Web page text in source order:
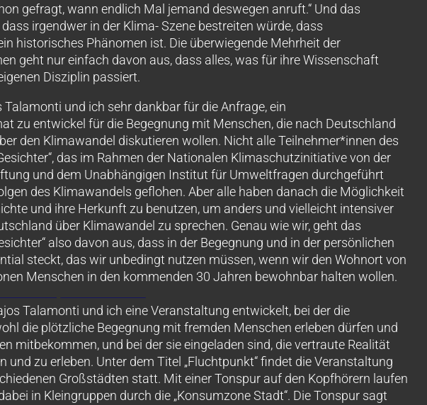
gefragt, wann endlich Mal jemand deswegen anruft.“ Und das
irgendwer in der Klima- Szene bestreiten würde, dass
historisches Phänomen ist. Die überwiegende Mehrheit der
geht nur einfach davon aus, dass alles, was für ihre Wissenschaft
Disziplin passiert.
Talamonti und ich sehr dankbar für die Anfrage, ein
zu entwickel für die Begegnung mit Menschen, die nach Deutschland
den Klimawandel diskutieren wollen. Nicht alle Teilnehmer*innen des
“, das im Rahmen der Nationalen Klimaschutzinitiativevon der
und dem Unabhängigen Institut für Umweltfragen durchgeführt
des Klimawandels geflohen. Aber alle haben danach die Möglichkeit
und ihre Herkunft zu benutzen, um anders und vielleicht intensiver
über Klimawandel zu sprechen. Genau wie wir, geht das
also davon aus, dass in der Begegnung und in der persönlichen
steckt, das wir unbedingt nutzen müssen, wenn wir den Wohnort von
Menschen in den kommenden 30 Jahren bewohnbar halten wollen.
Talamonti und ich eine Veranstaltung entwickelt, bei der die
die plötzliche Begegnung mit fremden Menschen erleben dürfen und
mitbekommen, und bei der sie eingeladen sind, die vertraute Realität
und zu erleben. Unter dem Titel „Fluchtpunkt“ findet die Veranstaltung
Großstädten statt. Mit einer Tonspur auf den Kopfhörern laufen
in Kleingruppen durch die „Konsumzone Stadt“. Die Tonspur sagt